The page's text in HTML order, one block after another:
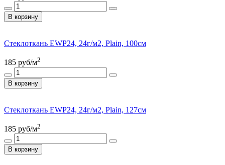
В корзину
Стеклоткань ЕWP24, 24г/м2, Plain, 100см
185 руб/м2
В корзину
Стеклоткань ЕWP24, 24г/м2, Plain, 127см
185 руб/м2
В корзину